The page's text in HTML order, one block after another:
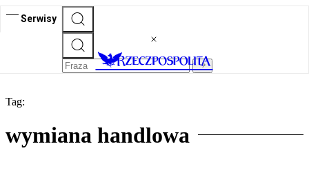
Serwisy
Tag:
wymiana handlowa